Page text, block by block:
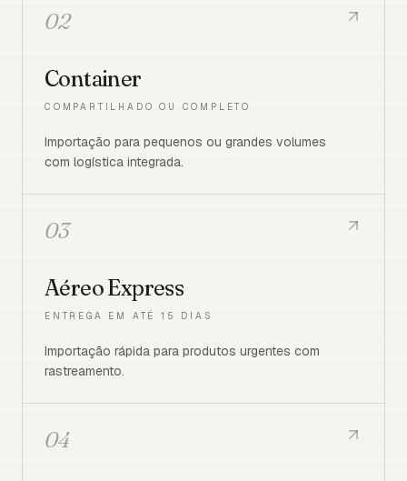
02
Container
COMPARTILHADO OU COMPLETO
Importação para pequenos ou grandes volumes
com logística integrada.
03
Aéreo Express
ENTREGA EM ATÉ 15 DIAS
Importação rápida para produtos urgentes com
rastreamento.
04